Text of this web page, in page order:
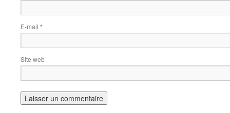
E-mail *
Site web